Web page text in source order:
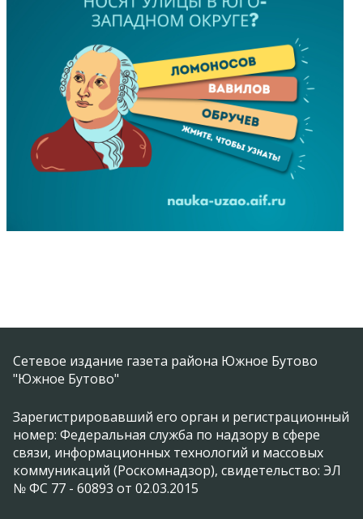
Сетевое издание газета района Южное Бутово
"Южное Бутово"
Зарегистрировавший его орган и регистрационный
номер: Федеральная служба по надзору в сфере
связи, информационных технологий и массовых
коммуникаций (Роскомнадзор), свидетельство: ЭЛ
№ ФС 77 - 60893 от 02.03.2015